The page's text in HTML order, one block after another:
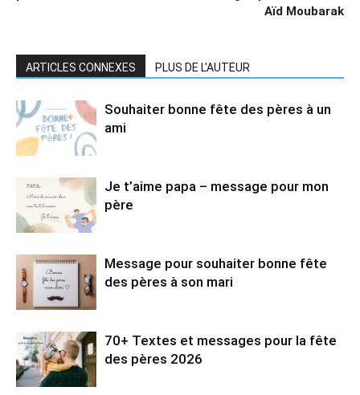
Aïd Moubarak
ARTICLES CONNEXES PLUS DE L'AUTEUR
Souhaiter bonne fête des pères à un
ami
Je t’aime papa – message pour mon
père
Message pour souhaiter bonne fête
des pères à son mari
70+ Textes et messages pour la fête
des pères 2026